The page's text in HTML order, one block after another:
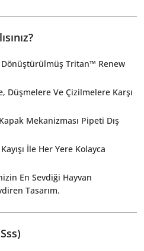
Dönüştürülmüş Tritan™ Renew
Düşmelere Ve Çizilmelere Karşı
Mekanizması Pipeti Dış
Kayışı İle Her Yere Kolayca
En Sevdiği Hayvan
Tasarım.